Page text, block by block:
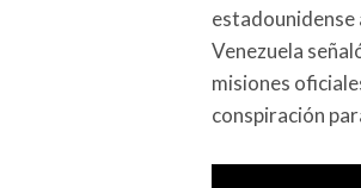
estadounidense
Venezuela
misiones
conspiración